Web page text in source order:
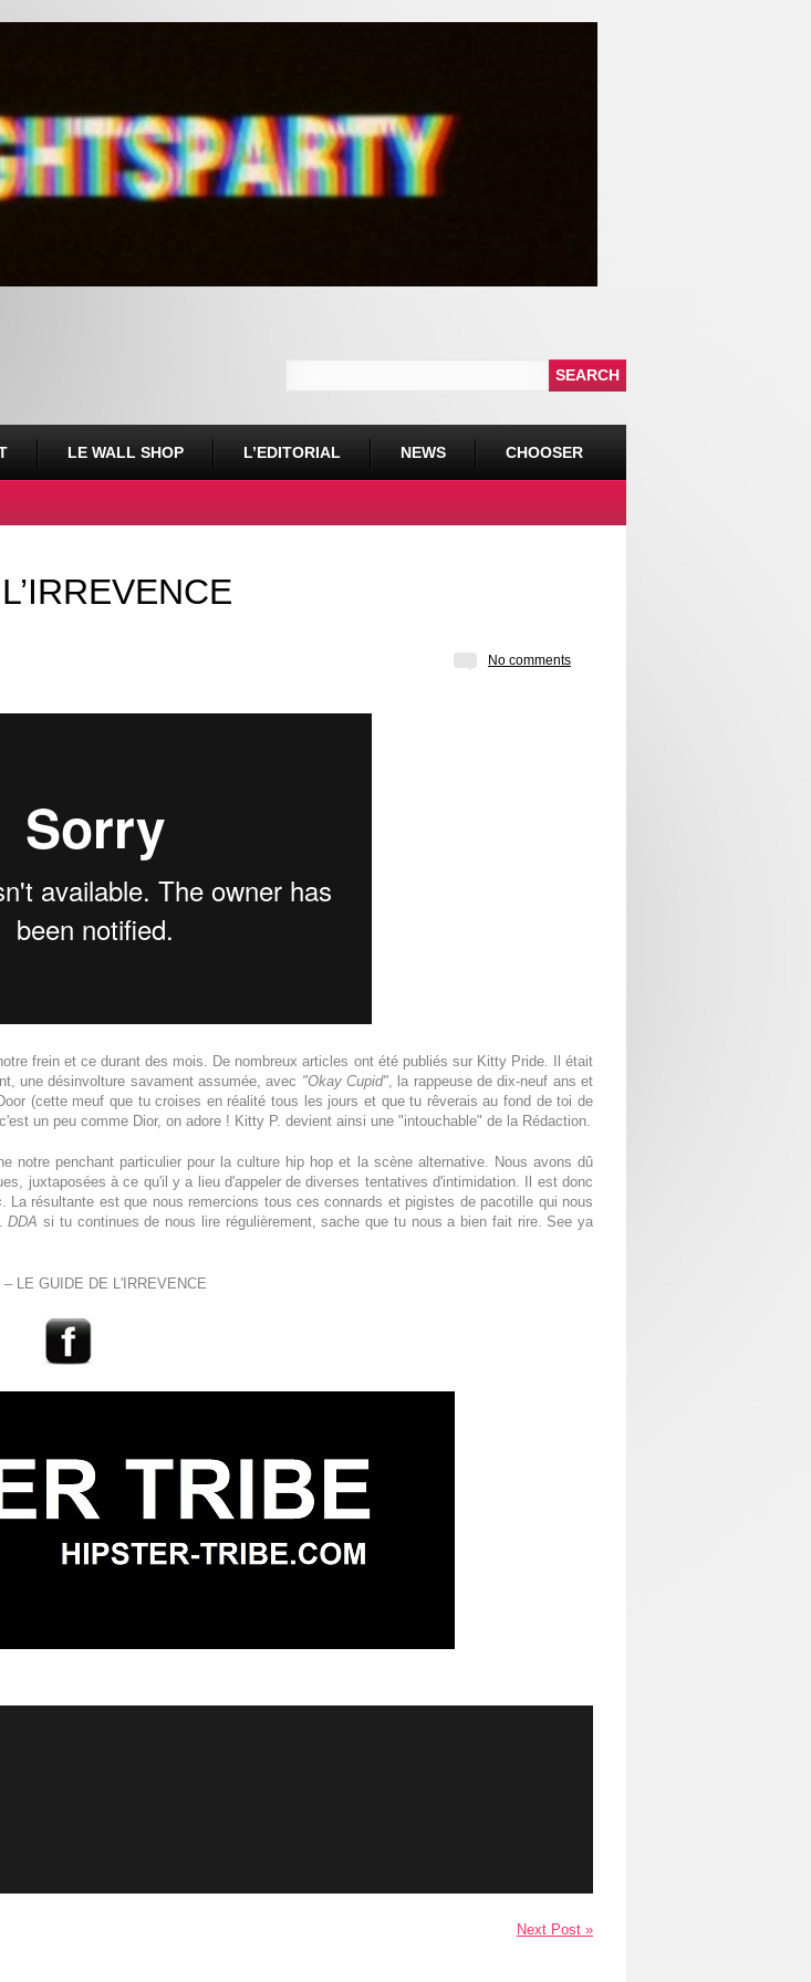
LE WALL SHOP L’EDITORIAL NEWS CHOOSER
No comments
frein et ce durant des mois. De nombreux articles ont été publiés sur Kitty Pride. Il était
une désinvolture savament assumée, avec "Okay Cupid" , la rappeuse de dix-neuf ans et
(cette meuf que tu croises en réalité tous les jours et que tu rêverais au fond de toi de
un peu comme Dior, on adore ! Kitty P. devient ainsi une "intouchable" de la Rédaction.
notre penchant particulier pour la culture hip hop et la scène alternative. Nous avons dû
juxtaposées à ce qu'il y a lieu d'appeler de diverses tentatives d'intimidation. Il est donc
. La résultante est que nous remercions tous ces connards et pigistes de pacotille qui nous
DDA si tu continues de nous lire régulièrement, sache que tu nous a bien fait rire. See ya
– LE GUIDE DE L'IRREVENCE
Next Post »